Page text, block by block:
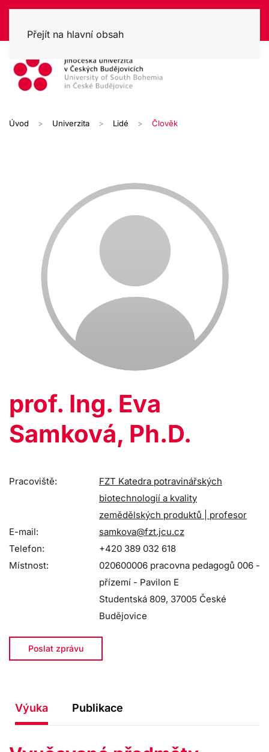
Přejít na hlavní obsah
Úvod Univerzita Lidé Člověk
prof. Ing. Eva
Samková, Ph.D.
Pracoviště:
FZT Katedra potravinářských
biotechnologií a kvality
zemědělských produktů | profesor
E-mail:
samkova@fzt.jcu.cz
Telefon:
+420 389 032 618
Místnost:
020600006 pracovna pedagogů 006 -
přízemí - Pavilon E
Studentská 809, 37005 České
Budějovice
Poslat zprávu
Výuka Publikace